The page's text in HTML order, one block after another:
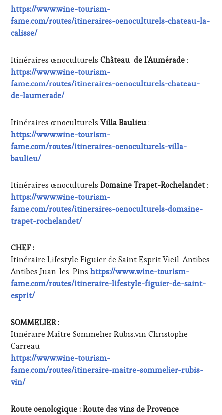
https://www.wine-tourism-
fame.com/routes/itineraires-oenoculturels-chateau-la-
calisse/
Itinéraires œnoculturelsChâteau de l’Aumérade:
https://www.wine-tourism-
fame.com/routes/itineraires-oenoculturels-chateau-
de-laumerade/
Itinéraires œnoculturelsVilla Baulieu:
https://www.wine-tourism-
fame.com/routes/itineraires-oenoculturels-villa-
baulieu/
Itinéraires œnoculturelsDomaine Trapet-Rochelandet:
https://www.wine-tourism-
fame.com/routes/itineraires-oenoculturels-domaine-
trapet-rochelandet/
CHEF :
Itinéraire Lifestyle Figuier de Saint Esprit Vieil-Antibes
Antibes Juan-les-Pinshttps://www.wine-tourism-
fame.com/routes/itineraire-lifestyle-figuier-de-saint-
esprit/
SOMMELIER :
Itinéraire Maître Sommelier Rubis.vin Christophe
Carreau
https://www.wine-tourism-
fame.com/routes/itineraire-maitre-sommelier-rubis-
vin/
Route oenologique : Route des vins de Provence